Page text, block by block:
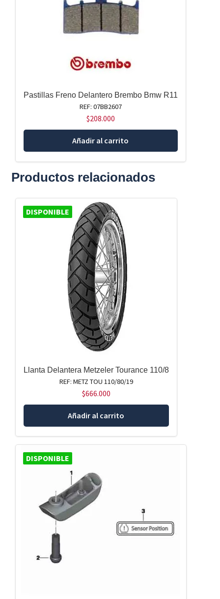
Pastillas Freno Delantero Brembo Bmw R11
REF: 07BB2607
$208.000
Añadir al carrito
Productos relacionados
DISPONIBLE
Llanta Delantera Metzeler Tourance 110/8
REF: METZ TOU 110/80/19
$666.000
Añadir al carrito
DISPONIBLE